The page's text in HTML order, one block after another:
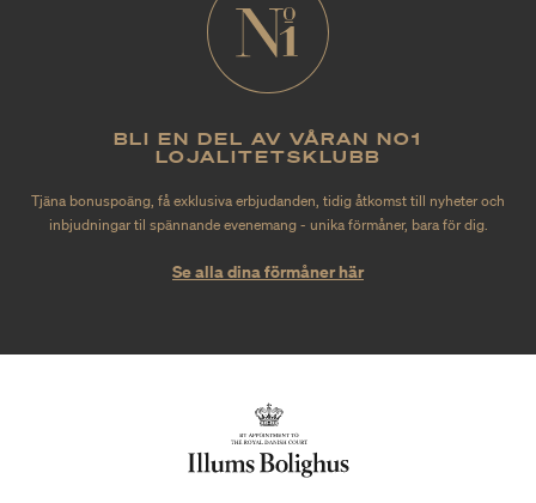
BLI EN DEL AV VÅRAN NO1
LOJALITETSKLUBB
Tjäna bonuspoäng, få exklusiva erbjudanden, tidig åtkomst till nyheter och
inbjudningar til spännande evenemang - unika förmåner, bara för dig.
Se alla dina förmåner här